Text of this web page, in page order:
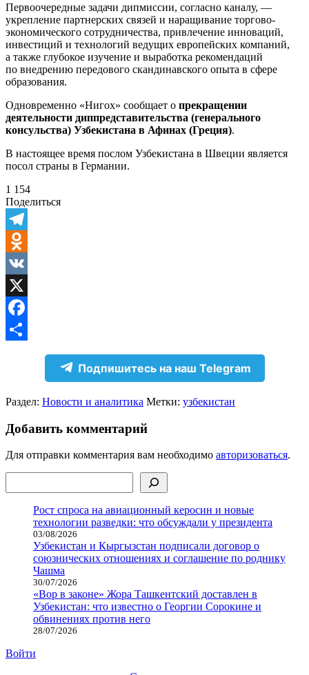
Первоочередные задачи дипмиссии, согласно каналу, —
укрепление партнерских связей и наращивание торгово-
экономического сотрудничества, привлечение инноваций,
инвестиций и технологий ведущих европейских компаний,
а также глубокое изучение и выработка рекомендаций
по внедрению передового скандинавского опыта в сфере
образования.
Одновременно «Нигох» сообщает о прекращении
деятельности диппредставительства (генерального
консульства) Узбекистана в Афинах (Греция).
В настоящее время послом Узбекистана в Швеции является
посол страны в Германии.
1 154
Поделиться
Telegram
Odnoklassniki
VK
X
Facebook
Подпишитесь на наш Telegram
Раздел: Новости и аналитика Метки: узбекистан
Добавить комментарий
Для отправки комментария вам необходимо авторизоваться.
Рост спроса на авиационный керосин и новые
технологии разведки: что обсуждали у президента
03/08/2026
Узбекистан и Кыргызстан подписали договор о
союзнических отношениях и соглашение по роднику
Чашма
30/07/2026
«Вор в законе» Жора Ташкентский доставлен в
Узбекистан: что известно о Георгии Сорокине и
обвинениях против него
28/07/2026
Войти